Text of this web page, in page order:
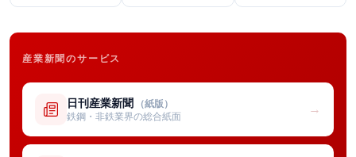
産業新聞のサービス
日刊産業新聞 （紙版）
鉄鋼・非鉄業界の総合紙面
→